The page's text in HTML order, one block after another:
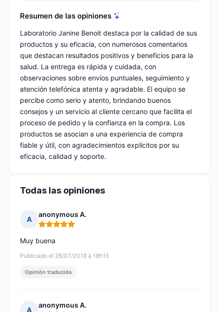
Resumen de las opiniones
Laboratorio Janine Benoit destaca por la calidad de sus
productos y su eficacia, con numerosos comentarios
que destacan resultados positivos y beneficios para la
salud. La entrega es rápida y cuidada, con
observaciones sobre envíos puntuales, seguimiento y
atención telefónica atenta y agradable. El equipo se
percibe como serio y atento, brindando buenos
consejos y un servicio al cliente cercano que facilita el
proceso de pedido y la confianza en la compra. Los
productos se asocian a una experiencia de compra
fiable y útil, con agradecimientos explícitos por su
eficacia, calidad y soporte.
Todas las opiniones
A
anonymous A.
Nota: 5 de 5
Publicado el 26/07/2018 à 18h15
Muy buena
Opinión traducida
A
anonymous A.